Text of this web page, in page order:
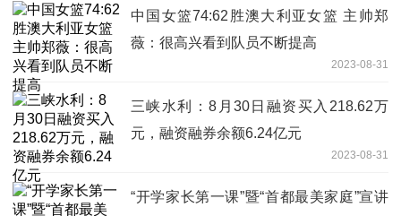
中国女篮74:62胜澳大利亚女篮 主帅郑
薇：很高兴看到队员不断提高
2023-08-31
三峡水利：8月30日融资买入218.62万
元，融资融券余额6.24亿元
2023-08-31
“开学家长第一课”暨“首都最美家庭”宣讲